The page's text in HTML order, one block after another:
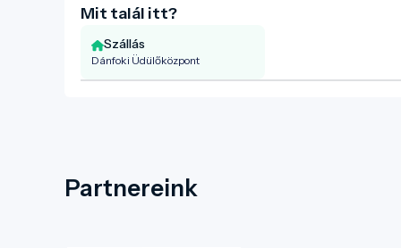
Mit talál itt?
Szállás
Dánfoki Üdülőközpont
Partnereink